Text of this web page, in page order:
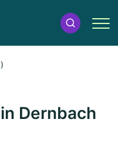
Dernbach